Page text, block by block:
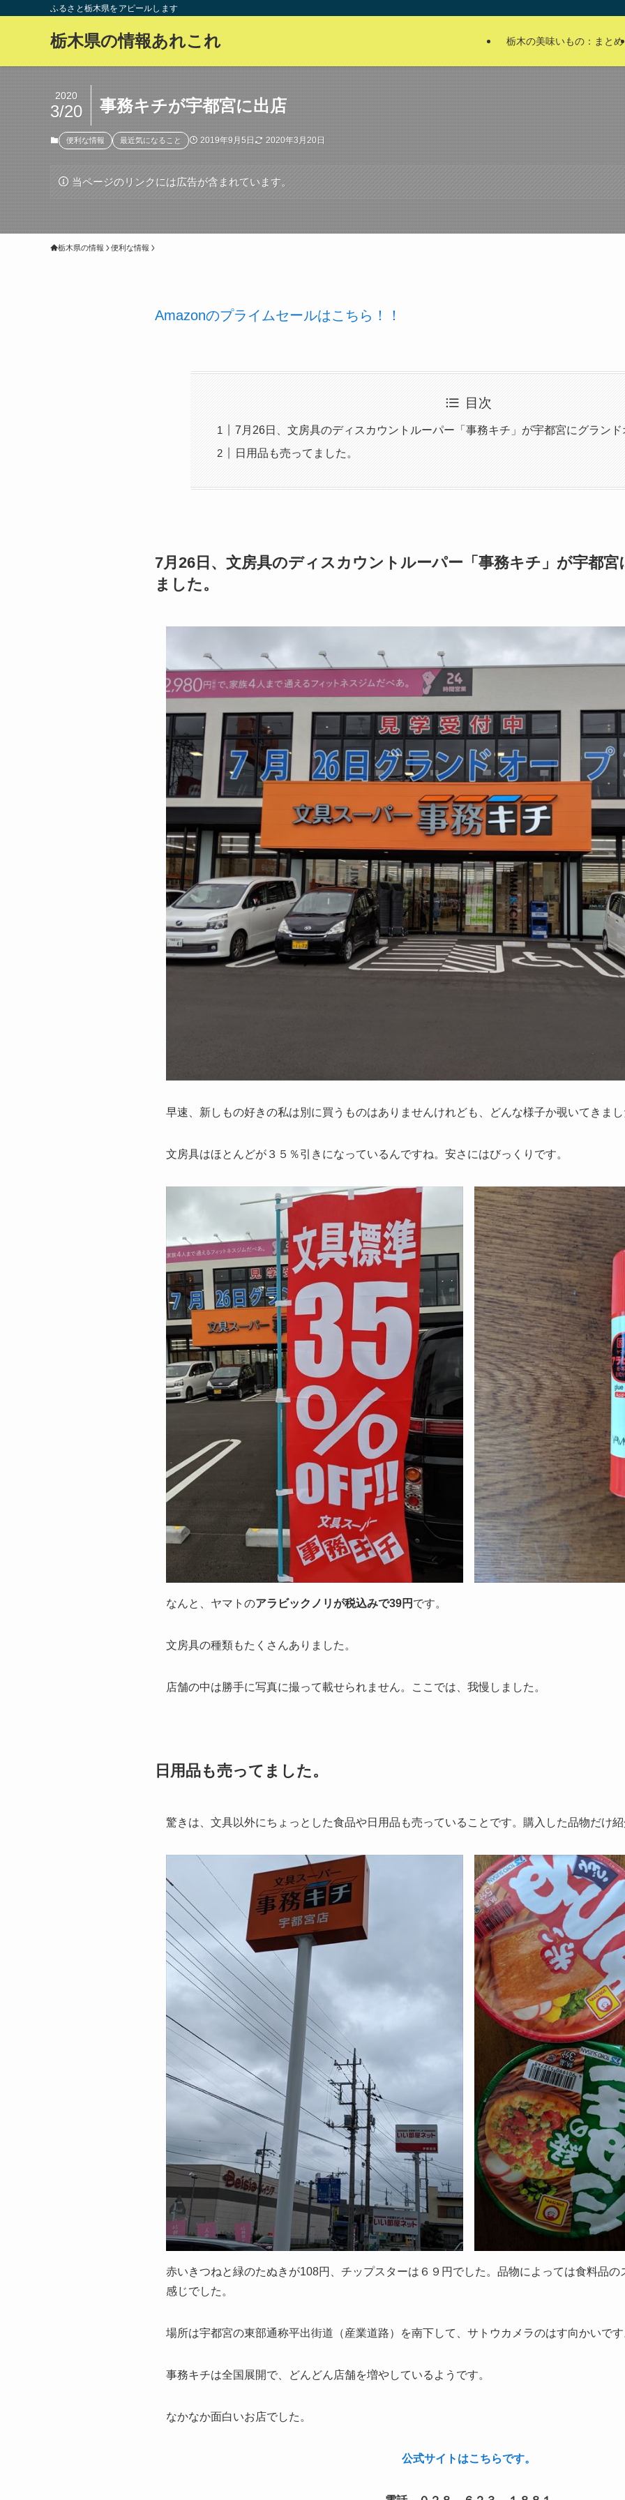
ふるさと栃木県をアピールします
栃木県の情報あれこれ 栃木の美味いもの：まとめ
事務キチが宇都宮に出店
2020
3/20
便利な情報 最近気になること 2019年9月5日 2020年3月20日
当ページのリンクには広告が含まれています。
栃木県の情報 便利な情報
Amazonのプライムセールはこちら！！
目次
7月26日、文房具のディスカウントルーパー「事務キチ」が宇都宮にグラン
日用品も売ってました。
7月26日、文房具のディスカウントルーパー「事務キチ」が宇都
ました。
早速、新しもの好きの私は別に買うものはありませんけれども、どんな様子か覗いてきま
文房具はほとんどが３５％引きになっているんですね。安さにはびっくりです。
なんと、ヤマトのアラビックノリが税込みで39円 です。
文房具の種類もたくさんありました。
店舗の中は勝手に写真に撮って載せられません。ここでは、我慢しました。
日用品も売ってました。
驚きは、文具以外にちょっとした食品や日用品も売っていることです。購入した品物だけ
赤いきつねと緑のたぬきが108円、チップスターは６９円でした。品物によっては食料品
感じでした。
場所は宇都宮の東部通称平出街道（産業道路）を南下して、サトウカメラのはす向かいで
事務キチは全国展開で、どんどん店舗を増やしているようです。
なかなか面白いお店でした。
公式サイトはこちらです。